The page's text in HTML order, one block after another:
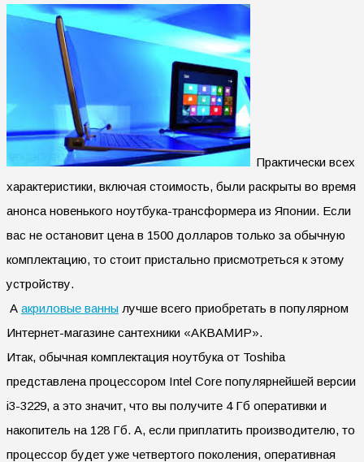
Практически всех
характеристики, включая стоимость, были раскрыты во время
анонса новенького ноутбука-трансформера из Японии. Если
вас не остановит цена в 1500 долларов только за обычную
комплектацию, то стоит пристально присмотреться к этому
устройству.
А акриловые ванны лучше всего приобретать в популярном
Интернет-магазине сантехники «АКВАМИР».
Итак, обычная комплектация ноутбука от Toshiba
представлена процессором Intel Core популярнейшей версии
i3-3229, а это значит, что вы получите 4 Гб оперативки и
накопитель на 128 Гб. А, если приплатить производителю, то
процессор будет уже четвертого поколения, оперативная